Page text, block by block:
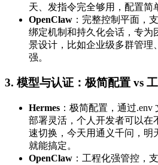
天、发指令完全够用，配置简
OpenClaw ：完整控制平面，
绑定机制和持久化会话，专为
景设计，比如企业级多群管理
强。
3. 模型与认证：极简配置 vs
Hermes ：极简配置，通过.env
部署灵活，个人开发者可以在
速切换，今天用通义千问，明
就能搞定。
OpenClaw ：工程化强管控，